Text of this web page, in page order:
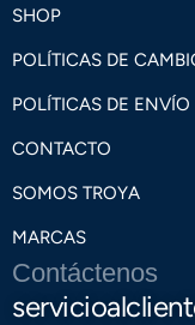
SHOP
POLÍTICAS DE
POLÍTICAS DE ENVÍO
CONTACTO
SOMOS TROYA
MARCAS
Contáctenos